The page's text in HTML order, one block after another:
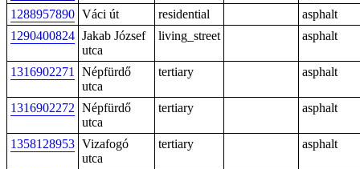
1288957890 Váci út residential
asphalt
1290400824 Jakab József
utca
living_street asphalt
1316902271
Népfürdő
utca
tertiary asphalt
1316902272 Népfürdő
utca
tertiary asphalt
1358128953 Vizafogó
utca
tertiary asphalt